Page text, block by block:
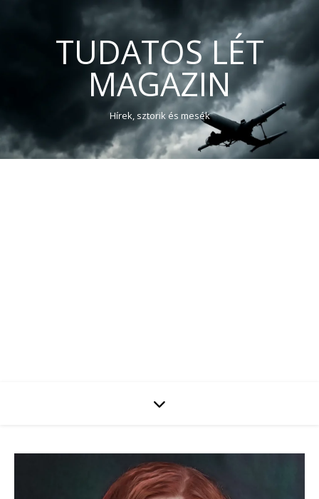
TUDATOS LÉT
MAGAZIN
Hírek, sztorik és mesék